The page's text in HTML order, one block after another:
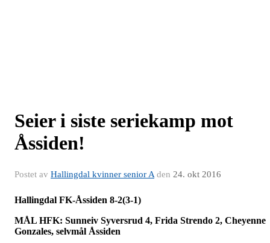
Seier i siste seriekamp mot
Åssiden!
Postet av Hallingdal kvinner senior A den 24. okt 2016
Hallingdal FK-Åssiden 8-2(3-1)
MÅL HFK: Sunneiv Syversrud 4, Frida Strendo 2, Cheyenne
Gonzales, selvmål Åssiden